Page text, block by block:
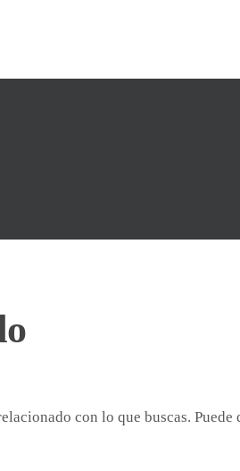
con lo que buscas. Puede